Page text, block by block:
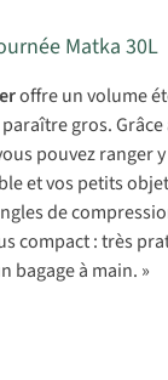
Matka 30L
offre un volume
gros. Grâce
pouvez ranger
et vos petits
de
compact : très
bagage à main. »